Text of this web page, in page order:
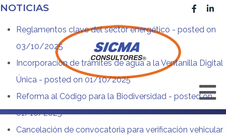
NOTICIAS
Reglamentos clave del sector energético - posted on
03/10/2025
Incorporación de trámites de agua a la Ventanilla Digital
Única - posted on 01/10/2025
Reforma al Código para la Biodiversidad - posted on
01/10/2025
Cancelación de convocatoria para verificación vehicular